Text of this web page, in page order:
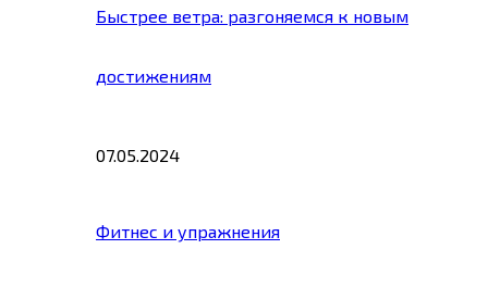
Быстрее ветра: разгоняемся к новым
достижениям
07.05.2024
Фитнес и упражнения